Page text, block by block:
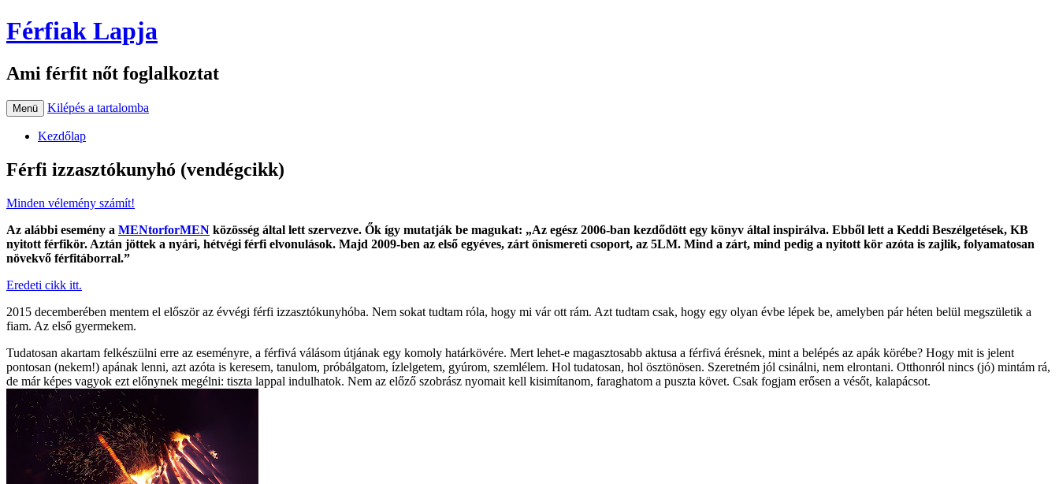
Férfiak Lapja
Ami férfit nőt foglalkoztat
Menü Kilépés a tartalomba
Kezdőlap
Férfi izzasztókunyhó (vendégcikk)
Minden vélemény számít!
Az alábbi esemény a MENtorforMEN közösség által lett szervezve. Ők így mutatják be magukat: „Az egész 2006-ban kezdődött egy könyv által inspirálva. Ebből lett a Keddi Beszélgetések, KB
nyitott férfikör. Aztán jöttek a nyári, hétvégi férfi elvonulások. Majd 2009-ben az első egyéves, zárt önismereti csoport, az 5LM. Mind a zárt, mind pedig a nyitott kör azóta is zajlik, folyamatosan
növekvő férfitáborral.”
Eredeti cikk itt.
2015 decemberében mentem el először az évvégi férfi izzasztókunyhóba. Nem sokat tudtam róla, hogy mi vár ott rám. Azt tudtam csak, hogy egy olyan évbe lépek be, amelyben pár héten belül megszületik a
fiam. Az első gyermekem.
Tudatosan akartam felkészülni erre az eseményre, a férfivá válásom útjának egy komoly határkövére. Mert lehet-e magasztosabb aktusa a férfivá érésnek, mint a belépés az apák körébe? Hogy mit is jelent
pontosan (nekem!) apának lenni, azt azóta is keresem, tanulom, próbálgatom, ízlelgetem, gyúrom, szemlélem. Hol tudatosan, hol ösztönösen. Szeretném jól csinálni, nem elrontani. Otthonról nincs (jó) mintám rá,
de már képes vagyok ezt előnynek megélni: tiszta lappal indulhatok. Nem az előző szobrász nyomait kell kisimítanom, faraghatom a puszta követ. Csak fogjam erősen a vésőt, kalapácsot.